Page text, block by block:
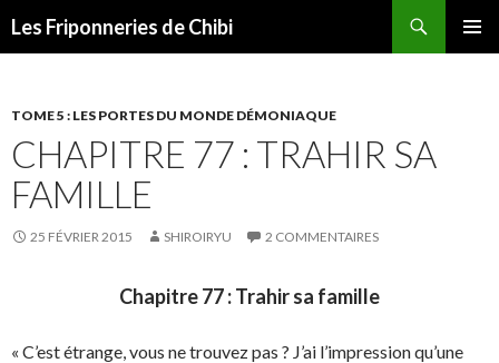
Les Friponneries de Chibi
TOME 5 : LES PORTES DU MONDE DÉMONIAQUE
CHAPITRE 77 : TRAHIR SA
FAMILLE
25 FÉVRIER 2015 SHIROIRYU 2 COMMENTAIRES
Chapitre 77 : Trahir sa famille
« C’est étrange, vous ne trouvez pas ? J’ai l’impression qu’une